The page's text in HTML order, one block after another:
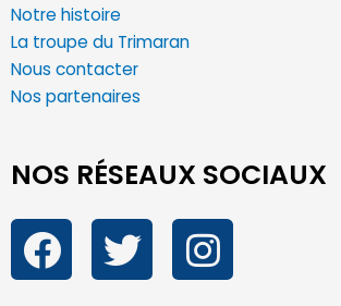
Notre histoire
La troupe du Trimaran
Nous contacter
Nos partenaires
NOS RÉSEAUX SOCIAUX